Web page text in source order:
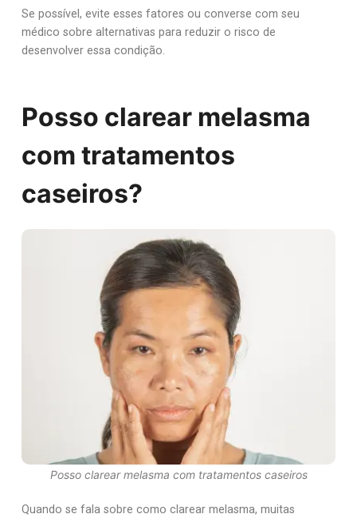
Se possível, evite esses fatores ou converse com seu
médico sobre alternativas para reduzir o risco de
desenvolver essa condição.
Posso clarear melasma
com tratamentos
caseiros?
Posso clarear melasma com tratamentos caseiros
Quando se fala sobre como clarear melasma, muitas